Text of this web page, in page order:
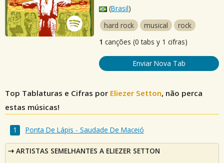
(Brasil)
hard rock
musical
rock
1 canções (0 tabs y 1 cifras)
Enviar Nova Tab
Top Tablaturas e Cifras por Eliezer Setton, não perca
estas músicas!
Ponta De Lápis - Saudade De Maceió
ARTISTAS SEMELHANTES A ELIEZER SETTON